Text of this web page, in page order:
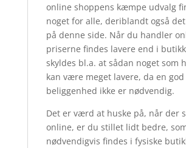
online shoppens kæmpe udvalg
noget for alle, deriblandt også
på denne side. Når du handler
priserne findes lavere end i
skyldes bl.a. at sådan noget som
kan være meget lavere, da en god
beliggenhed ikke er nødvendig.
Det er værd at huske på, når der
online, er du stillet lidt bedre,
nødvendigvis findes i fysiske